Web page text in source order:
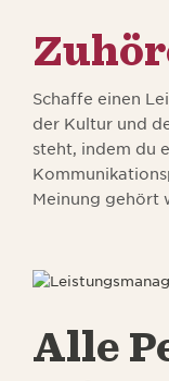
Schaffe einen
der Kultur und
steht, indem du
Meinung gehört
Alle